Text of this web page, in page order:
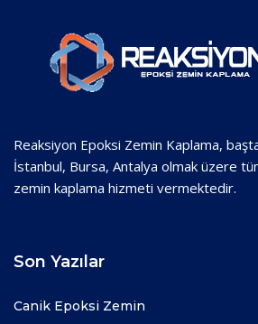
Reaksiyon Epoksi Zemin Kaplama,
İstanbul, Bursa, Antalya olmak üzere
zemin kaplama hizmeti vermektedir.
Son Yazılar
Canik Epoksi Zemin